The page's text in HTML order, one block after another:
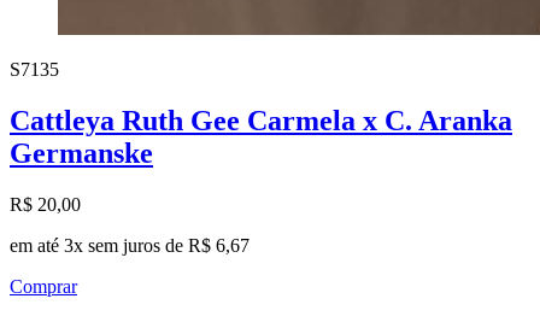
S7135
Cattleya Ruth Gee Carmela x C. Aranka
Germanske
R$ 20,00
em até 3x sem juros de R$ 6,67
Comprar